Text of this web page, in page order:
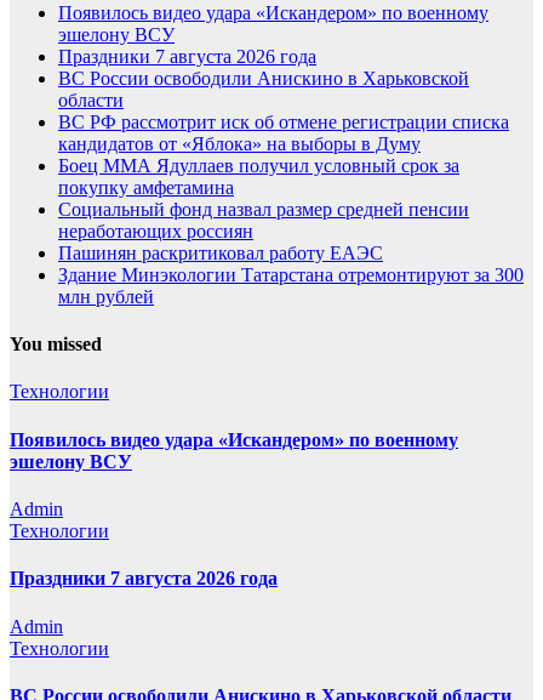
Появилось видео удара «Искандером» по военному
эшелону ВСУ
Праздники 7 августа 2026 года
ВС России освободили Анискино в Харьковской
области
ВС РФ рассмотрит иск об отмене регистрации списка
кандидатов от «Яблока» на выборы в Думу
Боец ММА Ядуллаев получил условный срок за
покупку амфетамина
Социальный фонд назвал размер средней пенсии
неработающих россиян
Пашинян раскритиковал работу ЕАЭС
Здание Минэкологии Татарстана отремонтируют за 300
млн рублей
You missed
Технологии
Появилось видео удара «Искандером» по военному
эшелону ВСУ
Admin
Технологии
Праздники 7 августа 2026 года
Admin
Технологии
ВС России освободили Анискино в Харьковской области